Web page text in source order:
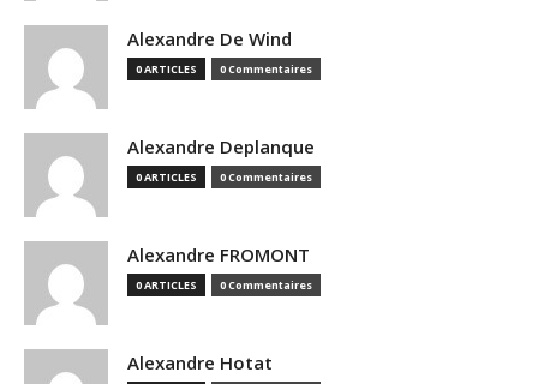
Alexandre De Wind
0 ARTICLES 0 Commentaires
Alexandre Deplanque
0 ARTICLES 0 Commentaires
Alexandre FROMONT
0 ARTICLES 0 Commentaires
Alexandre Hotat